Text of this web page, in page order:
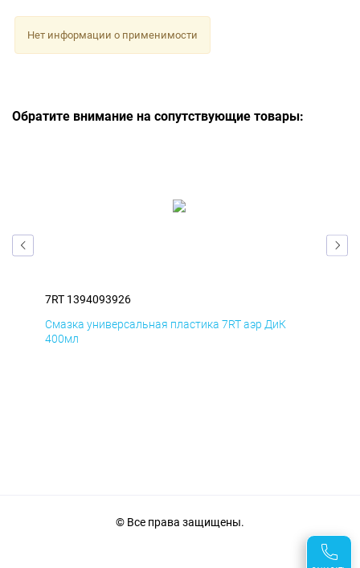
Нет информации о применимости
Обратите внимание на сопутствующие товары:
7RT 1394093926
Смазка универсальная пластика 7RT аэр ДиК
400мл
© Все права защищены.